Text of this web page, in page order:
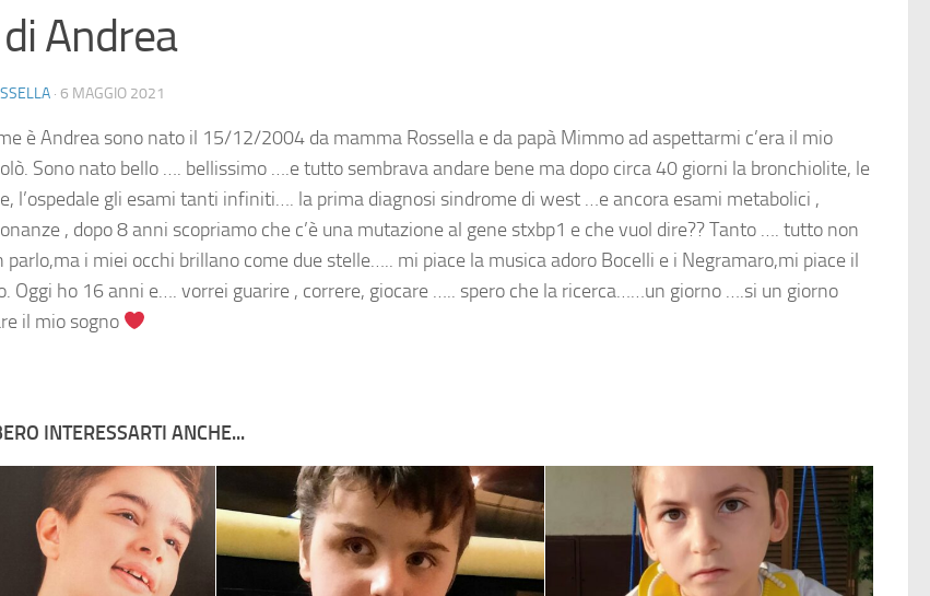
Andrea
· 6 MAGGIO 2021
è Andrea sono nato il 15/12/2004 da mamma Rossella e da papà Mimmo ad aspettarmi c’era il mio
Sono nato bello …. bellissimo ….e tutto sembrava andare bene ma dopo circa 40 giorni la bronchiolite, le
l’ospedale gli esami tanti infiniti…. la prima diagnosi sindrome di west …e ancora esami metabolici ,
, dopo 8 anni scopriamo che c’è una mutazione al gene stxbp1 e che vuol dire?? Tanto …. tutto non
parlo,ma i miei occhi brillano come due stelle….. mi piace la musica adoro Bocelli e i Negramaro,mi piace il
Oggi ho 16 anni e…. vorrei guarire , correre, giocare ….. spero che la ricerca……un giorno ….si un giorno
il mio sogno
INTERESSARTI ANCHE...